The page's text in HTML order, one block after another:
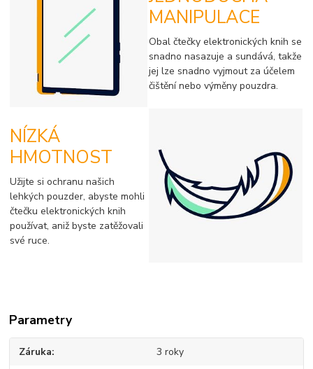
MANIPULACE
Obal čtečky elektronických knih se
snadno nasazuje a sundává, takže
jej lze snadno vyjmout za účelem
čištění nebo výměny pouzdra.
NÍZKÁ
HMOTNOST
Užijte si ochranu našich
lehkých pouzder, abyste mohli
čtečku elektronických knih
používat, aniž byste zatěžovali
své ruce.
Parametry
Záruka 3 roky